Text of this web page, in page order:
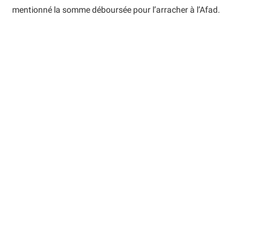
mentionné la somme déboursée pour l’arracher à l’Afad.